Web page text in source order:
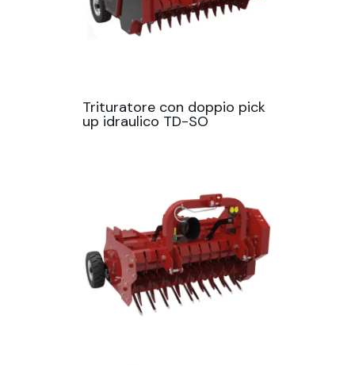
Trituratore con doppio pick
up idraulico TD-SO